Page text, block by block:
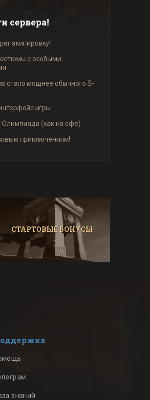
сервера!
экипировку!
с особыми
стало мощнее обычного S-
игры
Олимпиада (как на офе)
приключениям!
СТАРТОВЫЕ БОНУСЫ
знаний